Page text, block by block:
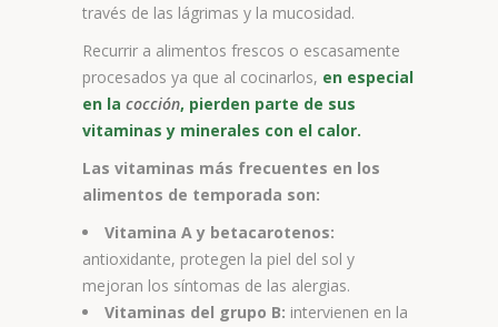
través de las lágrimas y la mucosidad.
Recurrir a alimentos frescos o escasamente
procesados ya que al cocinarlos, en especial
en la cocción, pierden parte de sus
vitaminas y minerales con el calor.
Las vitaminas más frecuentes en los
alimentos de temporada son:
Vitamina A y betacarotenos:
antioxidante, protegen la piel del sol y
mejoran los síntomas de las alergias.
Vitaminas del grupo B: intervienen en la